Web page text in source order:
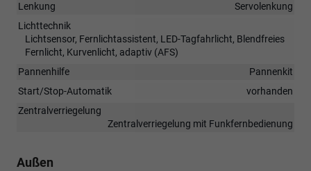
Lenkung
Servolenkung
Lichttechnik
Lichtsensor, Fernlichtassistent, LED-Tagfahrlicht, Blendfreies
Fernlicht, Kurvenlicht, adaptiv (AFS)
Pannenhilfe
Pannenkit
Start/Stop-Automatik
vorhanden
Zentralverriegelung
Zentralverriegelung mit Funkfernbedienung
Außen